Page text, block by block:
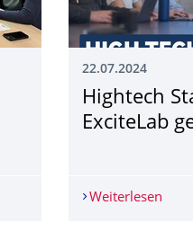
des Businessplan Seminars
22.07.2024
Hightech
ExciteLab
Weiterlesen